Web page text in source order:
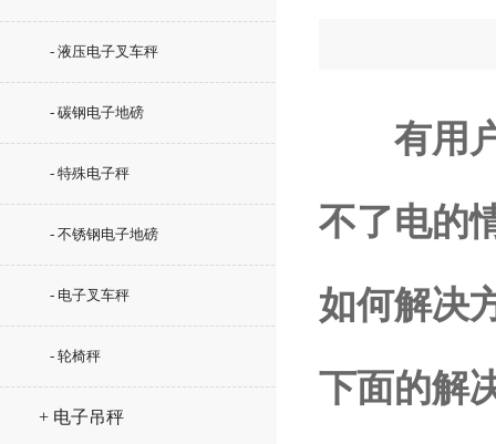
- 液压电子叉车秤
- 碳钢电子地磅
- 特殊电子秤
- 不锈钢电子地磅
- 电子叉车秤
- 轮椅秤
+ 电子吊秤
有用
不了电的
如何解决
下面的解